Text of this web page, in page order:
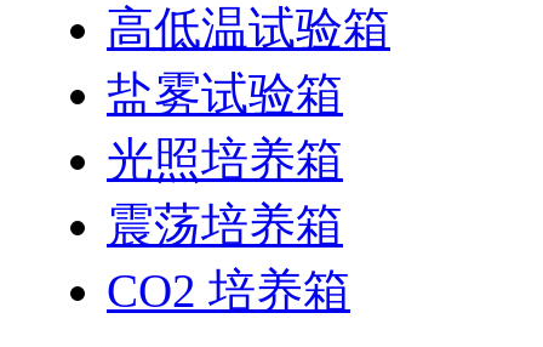
高低温试验箱
盐雾试验箱
光照培养箱
震荡培养箱
CO2 培养箱